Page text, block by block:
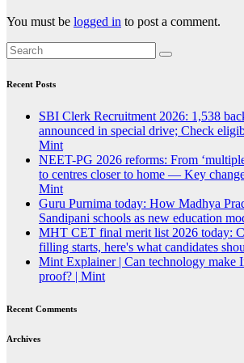
You must be logged in to post a comment.
Recent Posts
SBI Clerk Recruitment 2026: 1,538
announced in special drive; Check
Mint
NEET-PG 2026 reforms: From
to centres closer to home — Key
Mint
Guru Purnima today: How Madhya
Sandipani schools as new education
MHT CET final merit list 2026 today:
filling starts, here's what candidates
Mint Explainer | Can technology make
proof? | Mint
Recent Comments
Archives